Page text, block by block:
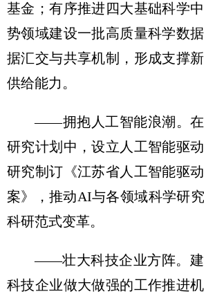
基金；有序推进四大基础科学
势领域建设一批高质量科学数
据汇交与共享机制，形成支撑
供给能力。
——拥抱人工智能浪潮。在
研究计划中，设立人工智能驱
研究制订《江苏省人工智能驱
案》，推动AI与各领域科学研
科研范式变革。
——壮大科技企业方阵。
科技企业做大做强的工作推进